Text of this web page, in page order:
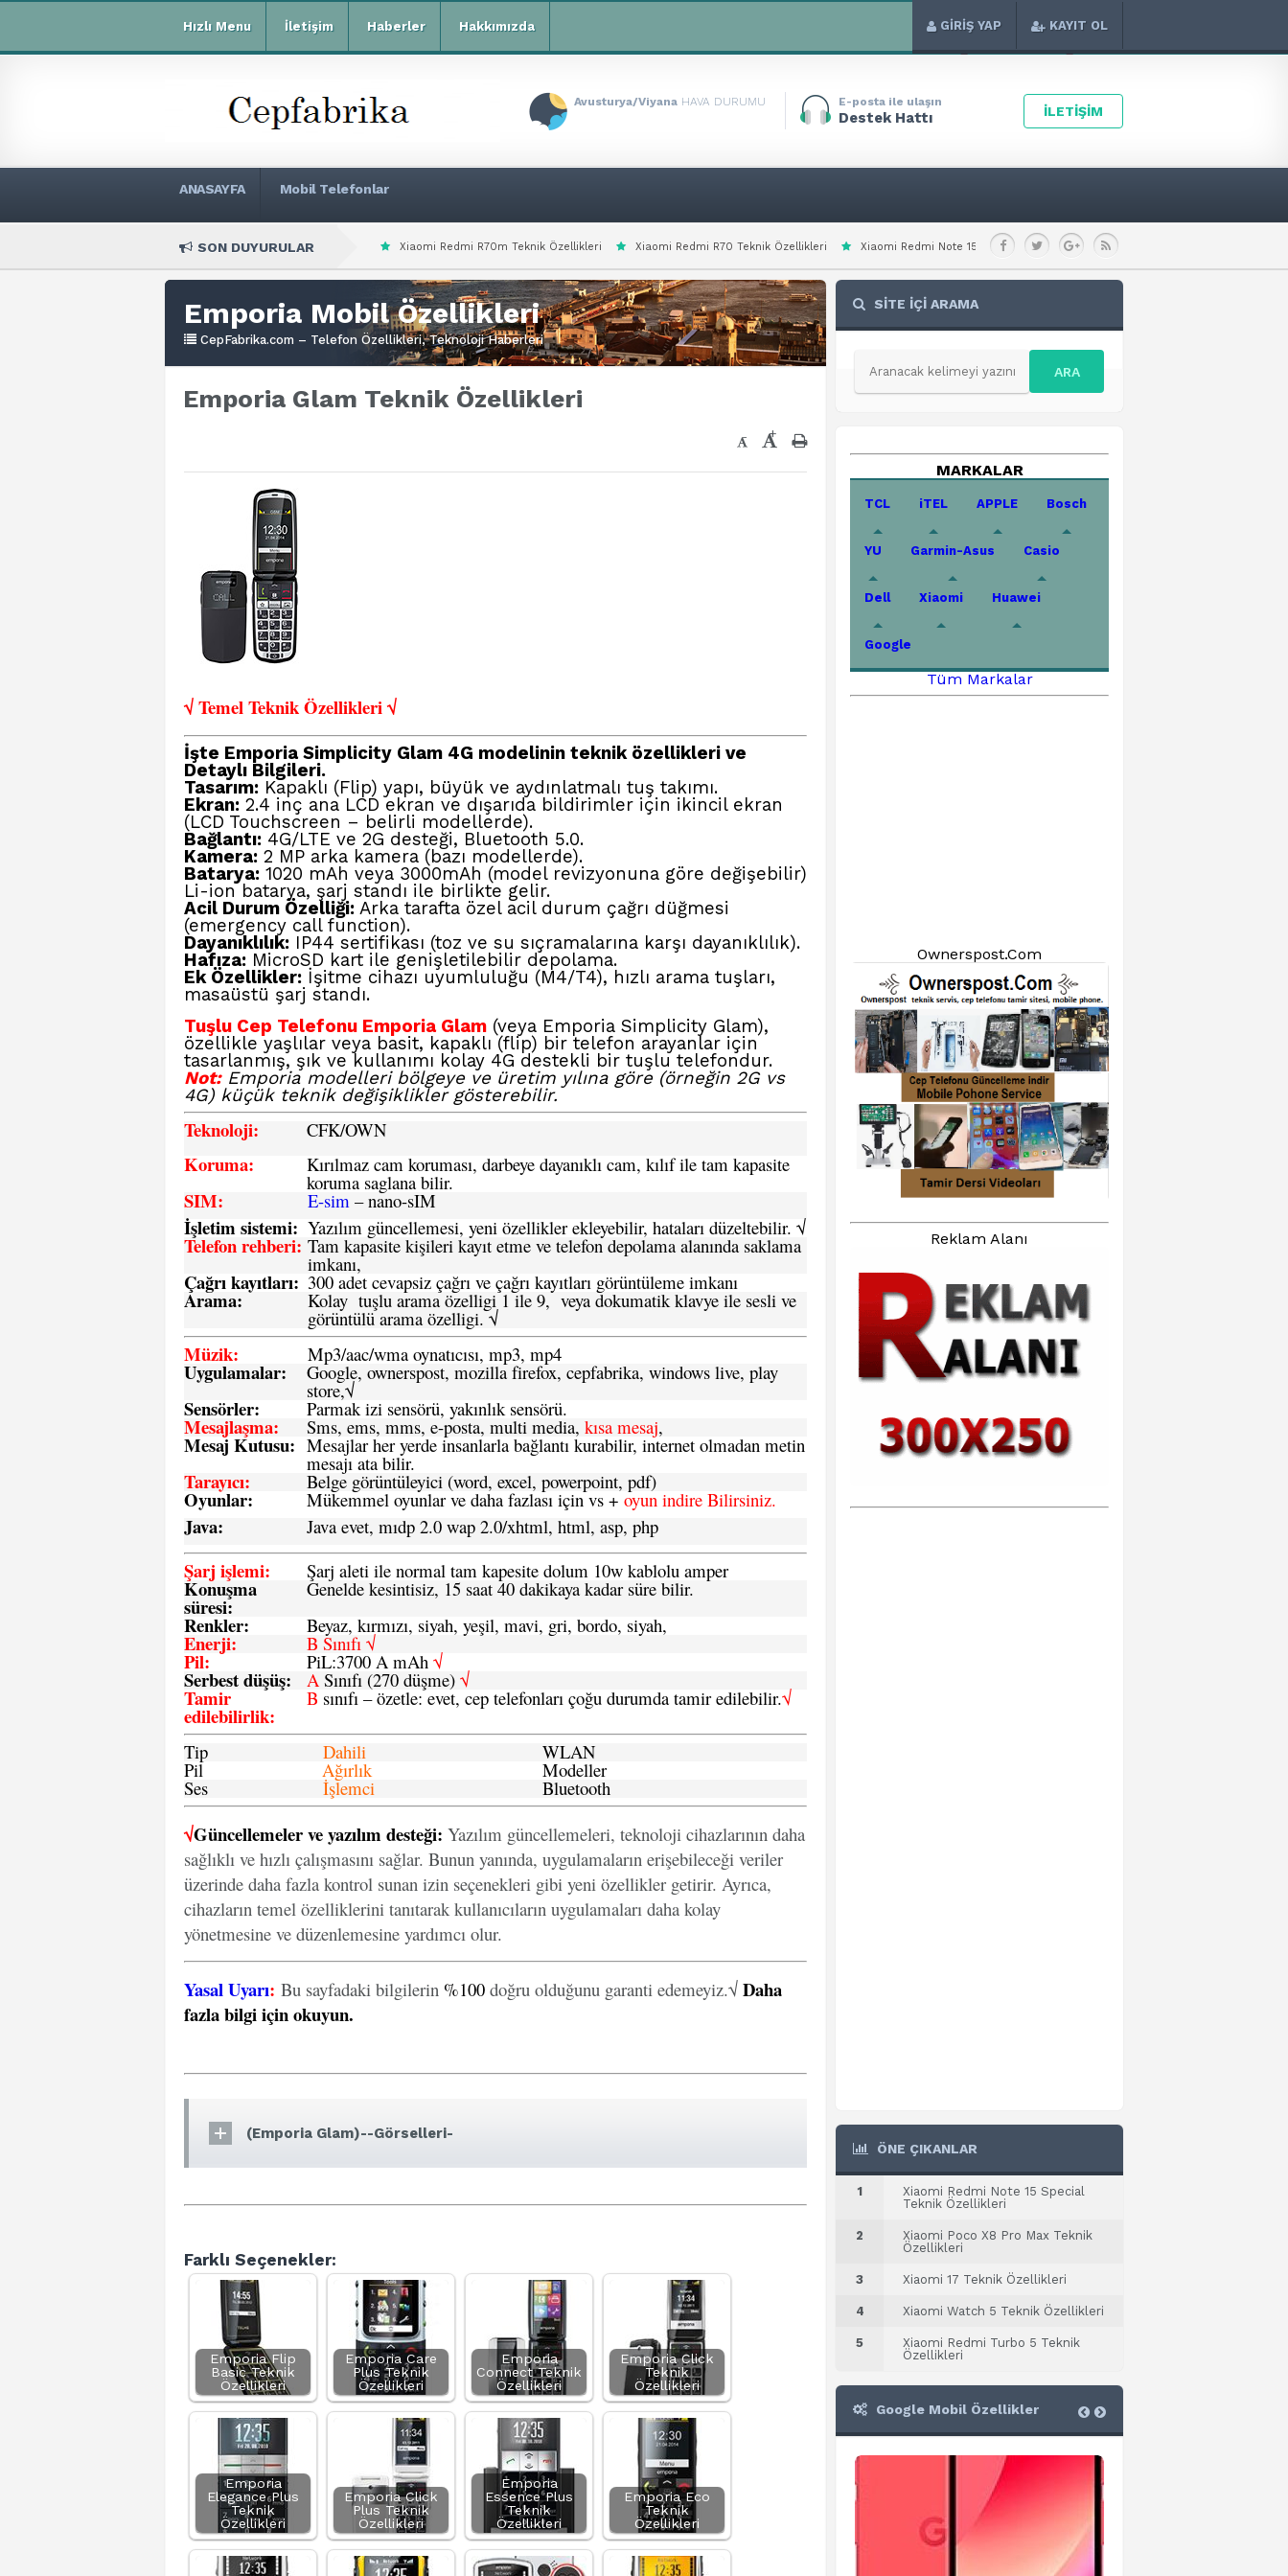
Hızlı Menu İletişim Haberler Hakkımızda GİRİŞ YAP KAYIT OL
Avusturya/Viyana HAVA DURUMU E-posta ile ulaşın
Destek Hattı İLETİŞİM
ANASAYFA Mobil Telefonlar
SON DUYURULARXiaomi Redmi R70m Teknik Özellikleri Xiaomi Redmi R70 Teknik Özellikleri Xiaomi Redmi Note 15 Special Teknik Özellikleri Xiaomi Redmi A7 Pro 4G Teknik Özellikleri
Emporia Mobil Özellikleri
CepFabrika.com – Telefon Özellikleri, Teknoloji Haberleri
Emporia Glam Teknik Özellikleri
- +
√ Temel Teknik Özellikleri √
İşte Emporia Simplicity Glam 4G modelinin teknik özellikleri ve
Detaylı Bilgileri.
Tasarım: Kapaklı (Flip) yapı, büyük ve aydınlatmalı tuş takımı.
Ekran: 2.4 inç ana LCD ekran ve dışarıda bildirimler için ikincil ekran
(LCD Touchscreen – belirli modellerde).
Bağlantı: 4G/LTE ve 2G desteği, Bluetooth 5.0.
Kamera: 2 MP arka kamera (bazı modellerde).
Batarya: 1020 mAh veya 3000mAh (model revizyonuna göre değişebilir)
Li-ion batarya, şarj standı ile birlikte gelir.
Acil Durum Özelliği: Arka tarafta özel acil durum çağrı düğmesi
(emergency call function).
Dayanıklılık: IP44 sertifikası (toz ve su sıçramalarına karşı dayanıklılık).
Hafıza: MicroSD kart ile genişletilebilir depolama.
Ek Özellikler: İşitme cihazı uyumluluğu (M4/T4), hızlı arama tuşları,
masaüstü şarj standı.
Tuşlu Cep Telefonu Emporia Glam (veya Emporia Simplicity Glam),
özellikle yaşlılar veya basit, kapaklı (flip) bir telefon arayanlar için
tasarlanmış, şık ve kullanımı kolay 4G destekli bir tuşlu telefondur.
Not:Emporia modelleri bölgeye ve üretim yılına göre (örneğin 2G vs
4G) küçük teknik değişiklikler gösterebilir.
Teknoloji: CFK/OWN
Koruma: Kırılmaz cam koruması, darbeye dayanıklı cam, kılıf ile tam kapasite
koruma saglana bilir.
SIM: E-sim – nano-sIM
İşletim sistemi: Yazılım güncellemesi, yeni özellikler ekleyebilir, hataları düzeltebilir. √
Telefon rehberi: Tam kapasite kişileri kayıt etme ve telefon depolama alanında saklama
imkanı,
Çağrı kayıtları: 300 adet cevapsiz çağrı ve çağrı kayıtları görüntüleme imkanı
Arama: Kolay tuşlu arama özelligi 1 ile 9, veya dokumatik klavye ile sesli ve
görüntülü arama özelligi. √
Müzik: Mp3/aac/wma oynatıcısı, mp3, mp4
Uygulamalar: Google, ownerspost, mozilla firefox, cepfabrika, windows live, play
store,√
Sensörler: Parmak izi sensörü, yakınlık sensörü.
Mesajlaşma: Sms, ems, mms, e-posta, multi media, kısa mesaj,
Mesaj Kutusu: Mesajlar her yerde insanlarla bağlantı kurabilir, internet olmadan metin
mesajı ata bilir.
Tarayıcı: Belge görüntüleyici (word, excel, powerpoint, pdf)
Oyunlar: Mükemmel oyunlar ve daha fazlası için vs +oyun indire Bilirsiniz.
Java: Java evet, mıdp 2.0 wap 2.0/xhtml, html, asp, php
Şarj işlemi: Şarj aleti ile normal tam kapesite dolum 10w kablolu amper
Konuşma
süresi:
Genelde kesintisiz, 15 saat 40 dakikaya kadar süre bilir.
Renkler: Beyaz, kırmızı, siyah, yeşil, mavi, gri, bordo, siyah,
Enerji: B Sınıfı √
Pil: PiL:3700 A mAh √
Serbest düşüş: ASınıfı (270 düşme) √
Tamir
edilebilirlik:
B sınıfı – özetle: evet, cep telefonları çoğu durumda tamir edilebilir.√
Tip Dahili WLAN
Pil Ağırlık Modeller
Ses İşlemci Bluetooth
√Güncellemeler ve yazılım desteği: Yazılım güncellemeleri, teknoloji cihazlarının daha
sağlıklı ve hızlı çalışmasını sağlar. Bunun yanında, uygulamaların erişebileceği veriler
üzerinde daha fazla kontrol sunan izin seçenekleri gibi yeni özellikler getirir. Ayrıca,
cihazların temel özelliklerini tanıtarak kullanıcıların uygulamaları daha kolay
yönetmesine ve düzenlemesine yardımcı olur.
Yasal Uyarı: Bu sayfadaki bilgilerin %100 doğru olduğunu garanti edemeyiz.√ Daha
fazla bilgi için okuyun.
(Emporia Glam)--Görselleri-
Farklı Seçenekler:
Emporia Flip
Basic Teknik
Özellikleri
Emporia Care
Plus Teknik
Özellikleri
Emporia
Connect Teknik
Özellikleri
Emporia Click
Teknik
Özellikleri
Emporia
Elegance Plus
Teknik
Özellikleri
Emporia Click
Plus Teknik
Özellikleri
Emporia
Essence Plus
Teknik
Özellikleri
Emporia Eco
Teknik
Özellikleri
SİTE İÇİ ARAMA
ARA
MARKALAR
TCL iTEL APPLE Bosch
YU Garmin-Asus Casio
Dell Xiaomi Huawei
Google
Tüm Markalar
Ownerspost.Com
Reklam Alanı
ÖNE ÇIKANLAR
1
Xiaomi Redmi Note 15 Special
Teknik Özellikleri
2
Xiaomi Poco X8 Pro Max Teknik
Özellikleri
3 Xiaomi 17 Teknik Özellikleri
4 Xiaomi Watch 5 Teknik Özellikleri
5
Xiaomi Redmi Turbo 5 Teknik
Özellikleri
Google Mobil Özellikler